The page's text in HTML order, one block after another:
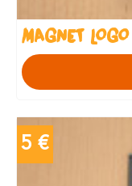
MAGNET
5 €